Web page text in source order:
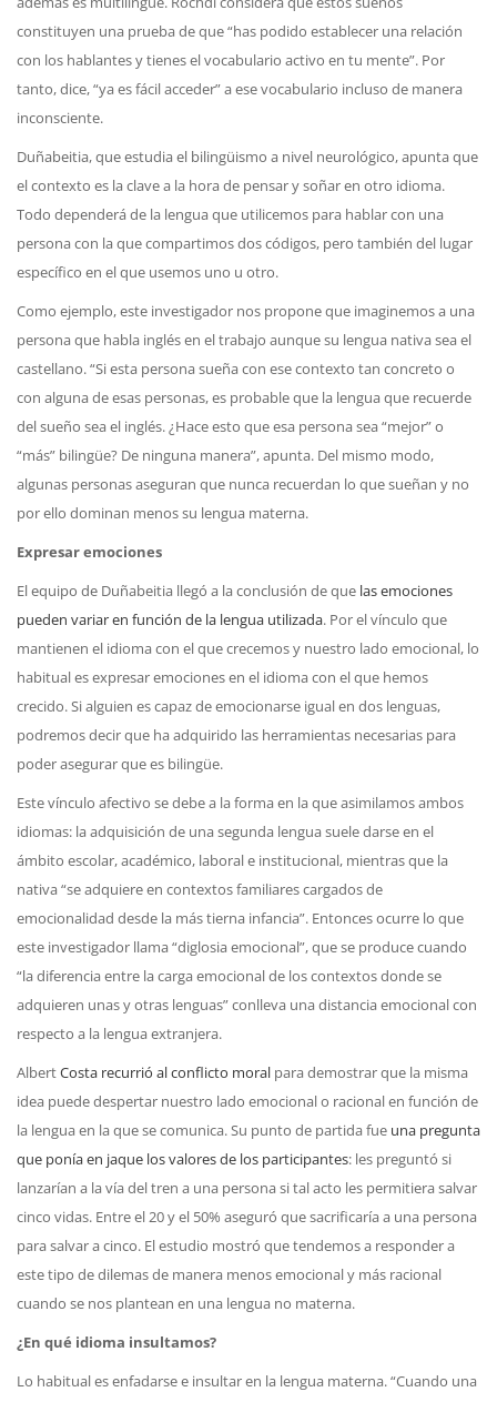
constituyen una prueba de que “has podido establecer una relación
con los hablantes y tienes el vocabulario activo en tu mente”. Por
tanto, dice, “ya es fácil acceder” a ese vocabulario incluso de manera
inconsciente.
Duñabeitia, que estudia el bilingüismo a nivel neurológico, apunta que
el contexto es la clave a la hora de pensar y soñar en otro idioma.
Todo dependerá de la lengua que utilicemos para hablar con una
persona con la que compartimos dos códigos, pero también del lugar
específico en el que usemos uno u otro.
Como ejemplo, este investigador nos propone que imaginemos a una
persona que habla inglés en el trabajo aunque su lengua nativa sea el
castellano. “Si esta persona sueña con ese contexto tan concreto o
con alguna de esas personas, es probable que la lengua que recuerde
del sueño sea el inglés. ¿Hace esto que esa persona sea “mejor” o
“más” bilingüe? De ninguna manera”, apunta. Del mismo modo,
algunas personas aseguran que nunca recuerdan lo que sueñan y no
por ello dominan menos su lengua materna.
Expresar emociones
El equipo de Duñabeitia llegó a la conclusión de que las emociones
pueden variar en función de la lengua utilizada. Por el vínculo que
mantienen el idioma con el que crecemos y nuestro lado emocional, lo
habitual es expresar emociones en el idioma con el que hemos
crecido. Si alguien es capaz de emocionarse igual en dos lenguas,
podremos decir que ha adquirido las herramientas necesarias para
poder asegurar que es bilingüe.
Este vínculo afectivo se debe a la forma en la que asimilamos ambos
idiomas: la adquisición de una segunda lengua suele darse en el
ámbito escolar, académico, laboral e institucional, mientras que la
nativa “se adquiere en contextos familiares cargados de
emocionalidad desde la más tierna infancia”. Entonces ocurre lo que
este investigador llama “diglosia emocional”, que se produce cuando
“la diferencia entre la carga emocional de los contextos donde se
adquieren unas y otras lenguas” conlleva una distancia emocional con
respecto a la lengua extranjera.
AlbertCosta recurrió al conflicto moral para demostrar que la misma
idea puede despertar nuestro lado emocional o racional en función de
la lengua en la que se comunica. Su punto de partida fue una pregunta
que ponía en jaque los valores de los participantes: les preguntó si
lanzarían a la vía del tren a una persona si tal acto les permitiera salvar
cinco vidas. Entre el 20 y el 50% aseguró que sacrificaría a una persona
para salvar a cinco. El estudio mostró que tendemos a responder a
este tipo de dilemas de manera menos emocional y más racional
cuando se nos plantean en una lengua no materna.
¿En qué idioma insultamos?
Lo habitual es enfadarse e insultar en la lengua materna. “Cuando una